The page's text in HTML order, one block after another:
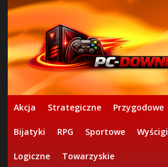
Akcja Strategiczne Przygodowe
Bijatyki RPG Sportowe Wyścigi
Logiczne Towarzyskie